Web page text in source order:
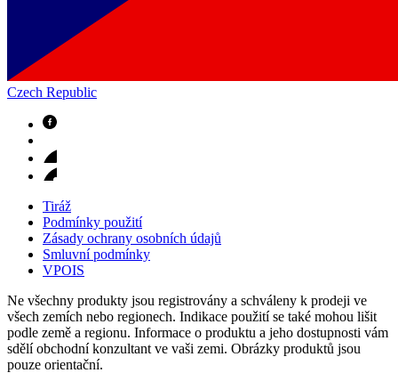
Czech Republic
Tiráž
Podmínky použití
Zásady ochrany osobních údajů
Smluvní podmínky
VPOIS
Ne všechny produkty jsou registrovány a schváleny k prodeji ve
všech zemích nebo regionech. Indikace použití se také mohou lišit
podle země a regionu. Informace o produktu a jeho dostupnosti vám
sdělí obchodní konzultant ve vaši zemi. Obrázky produktů jsou
pouze orientační.